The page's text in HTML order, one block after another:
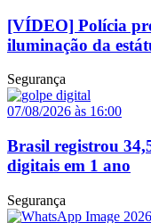
[VÍDEO] Polícia
iluminação da
Segurança
07/08/2026 às 16:00
Brasil registrou
digitais em 1 ano
Segurança